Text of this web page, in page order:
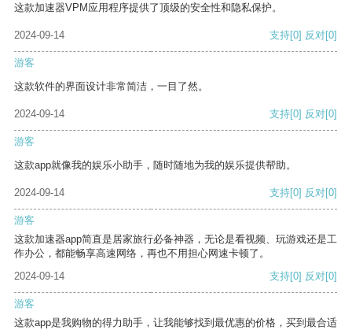
这款加速器VPM应用程序提供了顶级的安全性和隐私保护。
2024-09-14 支持[0] 反对[0]
游客
这款软件的界面设计非常简洁，一目了然。
2024-09-14 支持[0] 反对[0]
游客
这款app就像我的娱乐小助手，随时随地为我的娱乐提供帮助。
2024-09-14 支持[0] 反对[0]
游客
这款加速器app简直是居家旅行必备神器，无论是看视频、玩游戏还是工
作办公，都能畅享高速网络，再也不用担心网速卡顿了。
2024-09-14
支持[0] 反对[0]
游客
这款app是我购物的得力助手，让我能够找到最优惠的价格，买到最合适